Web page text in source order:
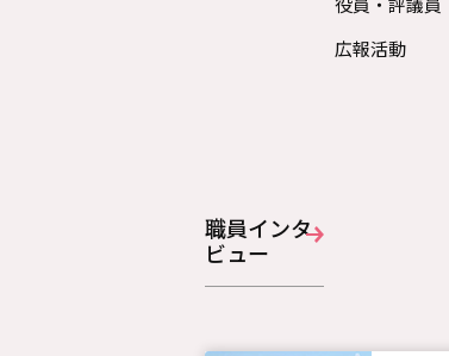
広報活動
職員インタ
ビュー